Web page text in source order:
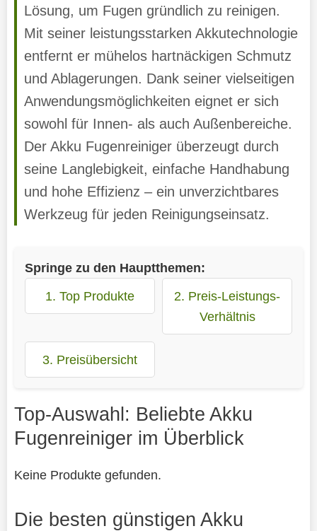
Lösung, um Fugen gründlich zu reinigen.
Mit seiner leistungsstarken Akkutechnologie
entfernt er mühelos hartnäckigen Schmutz
und Ablagerungen. Dank seiner vielseitigen
Anwendungsmöglichkeiten eignet er sich
sowohl für Innen- als auch Außenbereiche.
Der Akku Fugenreiniger überzeugt durch
seine Langlebigkeit, einfache Handhabung
und hohe Effizienz – ein unverzichtbares
Werkzeug für jeden Reinigungseinsatz.
Springe zu den Hauptthemen:
1. Top Produkte
2. Preis-Leistungs-
Verhältnis
3. Preisübersicht
Top-Auswahl: Beliebte Akku
Fugenreiniger im Überblick
Keine Produkte gefunden.
Die besten günstigen Akku